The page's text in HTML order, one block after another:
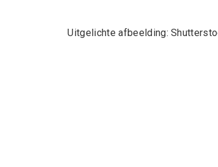
Uitgelichte afbeelding: